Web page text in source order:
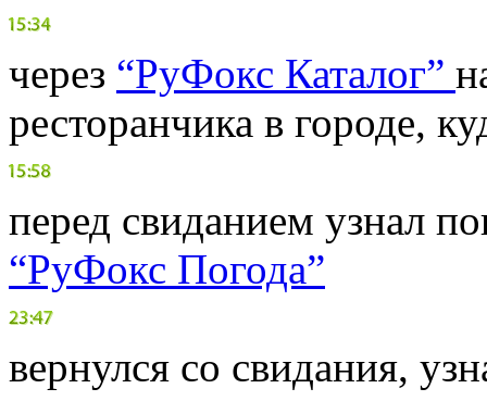
через “РуФокс Каталог”
ресторанчика в городе,
перед свиданием узнал
“РуФокс Погода”
вернулся со свидания,